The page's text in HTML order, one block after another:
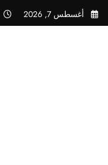
التجاوز
إلى
أغسطس 7, 2026